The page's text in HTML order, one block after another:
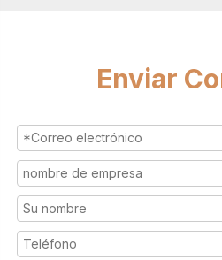
Enviar